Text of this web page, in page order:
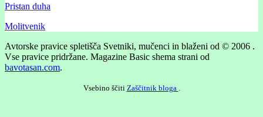
Pristan duha
Molitvenik
Avtorske pravice spletišča Svetniki, mučenci in blaženi od © 2006 .
Vse pravice pridržane. Magazine Basic shema strani od
bavotasan.com.
Vsebino ščiti Zaščitnik bloga